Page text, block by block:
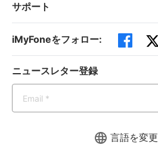
言語を変更
サポート
iMyFoneをフォロー:
ニュースレター登録